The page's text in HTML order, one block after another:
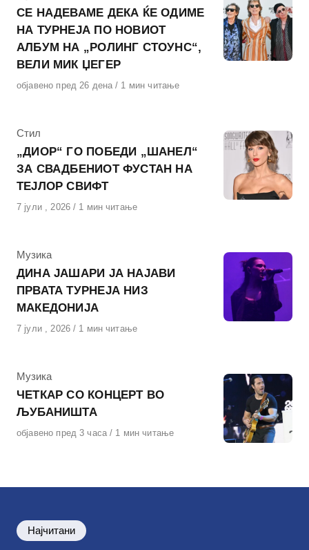
СЕ НАДЕВАМЕ ДЕКА ЌЕ ОДИМЕ
НА ТУРНЕЈА ПО НОВИОТ
АЛБУМ НА „РОЛИНГ СТОУНС“,
ВЕЛИ МИК ЏЕГЕР
Објавено
објавено пред 26 дена 1 мин читање
КАтегорија
Стил
„ДИОР“ ГО ПОБЕДИ „ШАНЕЛ“
ЗА СВАДБЕНИОТ ФУСТАН НА
ТЕЈЛОР СВИФТ
Објавено
7 јули , 2026 1 мин читање
КАтегорија
Музика
ДИНА ЈАШАРИ ЈА НАЈАВИ
ПРВАТА ТУРНЕЈА НИЗ
МАКЕДОНИЈА
Објавено
7 јули , 2026 1 мин читање
КАтегорија
Музика
ЧЕТКАР СО КОНЦЕРТ ВО
ЉУБАНИШТА
Објавено
објавено пред 3 часа 1 мин читање
Најчитани